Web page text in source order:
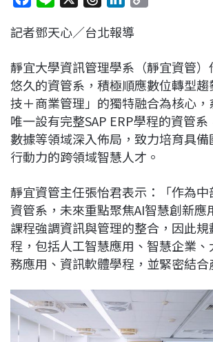
c
b
o
o
k
n
r
a
d
s
n
e
d
I
n
L
i
n
k
記者鄧天心／台北報導
靜宜大學資訊管理學系（靜宜資管
悠久的資管系，積極順應數位轉型
技＋商業管理」的獨特融合為核心
唯一設有完整SAP ERP學程的資管
數據等領域深入佈局，致力培育具
行動力的跨領域智慧人才。
靜宜資管主任張怡君表示：「作為
資管系，未來重點聚焦AI智慧創新應
課程強調資訊與管理的整合，因此
程，包括人工智慧應用、智慧企業
務應用、資訊軟體學程，並緊密結合